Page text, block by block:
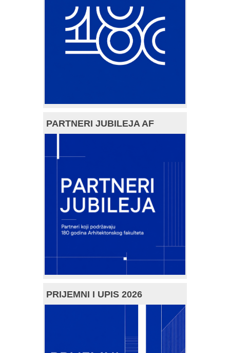
PARTNERI JUBILEJA AF
PRIJEMNI I UPIS 2026